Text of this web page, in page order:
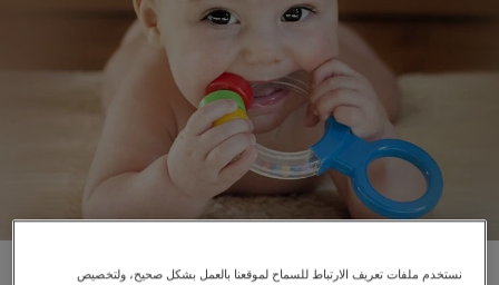
كيف تتخطين مرحلة التسنين بنجاح
نستخدم ملفات تعريف الارتباط للسماح لموقعنا بالعمل بشكل صحيح، ولتخصيص